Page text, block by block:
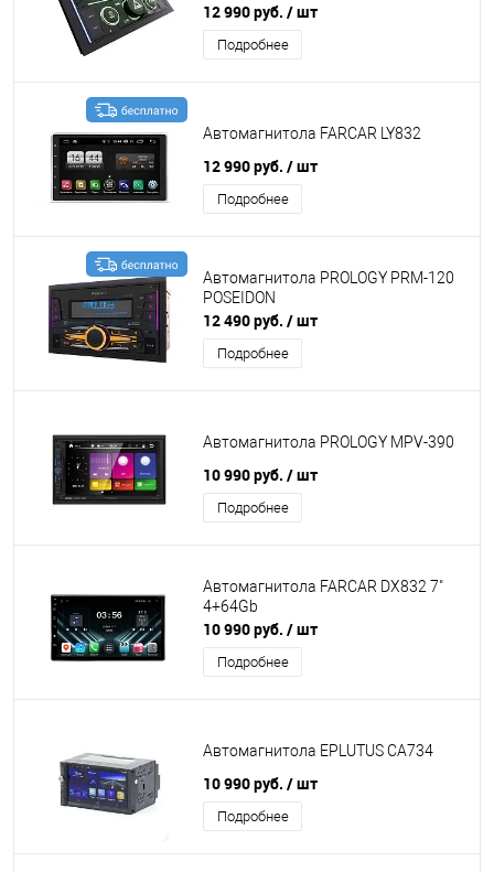
12 990 руб. / шт
Подробнее
Автомагнитола FARCAR LY832
12 990 руб. / шт
Подробнее
Автомагнитола PROLOGY PRM-120
POSEIDON
12 490 руб. / шт
Подробнее
Автомагнитола PROLOGY MPV-390
10 990 руб. / шт
Подробнее
Автомагнитола FARCAR DX832 7"
4+64Gb
10 990 руб. / шт
Подробнее
Автомагнитола EPLUTUS CA734
10 990 руб. / шт
Подробнее